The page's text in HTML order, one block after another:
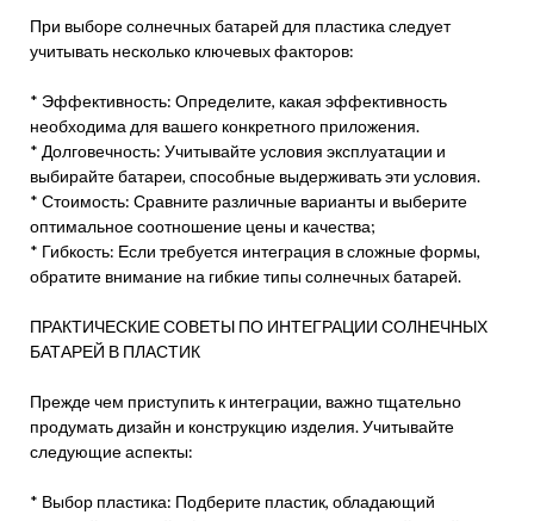
При выборе солнечных батарей для пластика следует
учитывать несколько ключевых факторов:
* Эффективность: Определите, какая эффективность
необходима для вашего конкретного приложения.
* Долговечность: Учитывайте условия эксплуатации и
выбирайте батареи, способные выдерживать эти условия.
* Стоимость: Сравните различные варианты и выберите
оптимальное соотношение цены и качества;
* Гибкость: Если требуется интеграция в сложные формы,
обратите внимание на гибкие типы солнечных батарей.
ПРАКТИЧЕСКИЕ СОВЕТЫ ПО ИНТЕГРАЦИИ СОЛНЕЧНЫХ
БАТАРЕЙ В ПЛАСТИК
Прежде чем приступить к интеграции, важно тщательно
продумать дизайн и конструкцию изделия. Учитывайте
следующие аспекты:
* Выбор пластика: Подберите пластик, обладающий